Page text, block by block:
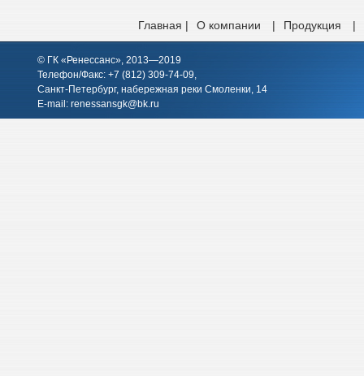
Главная | О компании | Продукция |
© ГК «Ренессанс», 2013—2019
Телефон/Факс: +7 (812) 309-74-09,
Санкт-Петербург, набережная реки Смоленки, 14
E-mail: renessansgk@bk.ru